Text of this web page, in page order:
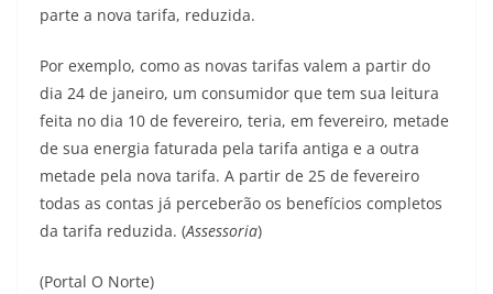
parte a nova tarifa, reduzida.
Por exemplo, como as novas tarifas valem a partir do
dia 24 de janeiro, um consumidor que tem sua leitura
feita no dia 10 de fevereiro, teria, em fevereiro, metade
de sua energia faturada pela tarifa antiga e a outra
metade pela nova tarifa. A partir de 25 de fevereiro
todas as contas já perceberão os benefícios completos
da tarifa reduzida. (Assessoria)
(Portal O Norte)